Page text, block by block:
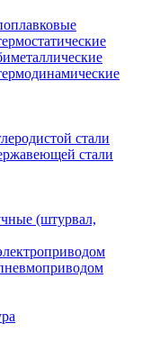
стали
стали
(штурвал,